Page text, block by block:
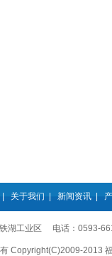
关于我们 新闻资讯|
铁湖工业区 电话：0593-
有 Copyright(C)2009-2013